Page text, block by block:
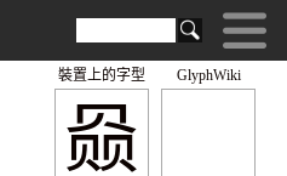
GlyphWiki
赑
裝置上的字型